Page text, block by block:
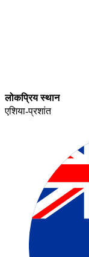
लोकप्रिय स्थान​​
एशिया-प्रशांत​​